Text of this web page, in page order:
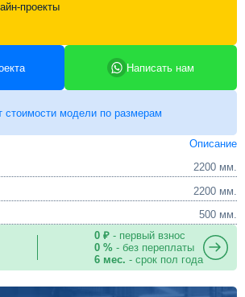
проекты
Написать нам
стоимости модели по размерам
Описание
2200 мм.
2200 мм.
500 мм.
0 ₽- первый взнос
0 %- без переплаты
6 мес. - срок пол года